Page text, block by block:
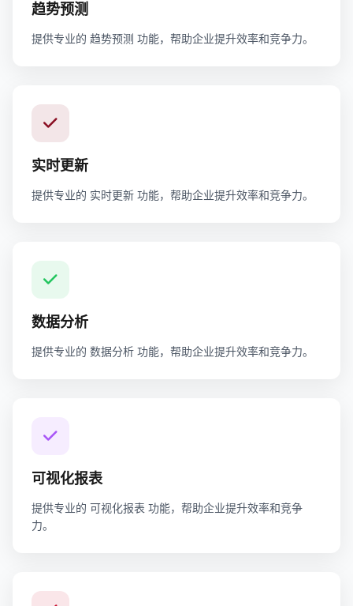
趋势预测
提供专业的 趋势预测 功能，帮助企业提升效率和竞争力。
实时更新
提供专业的 实时更新 功能，帮助企业提升效率和竞争力。
数据分析
提供专业的 数据分析 功能，帮助企业提升效率和竞争力。
可视化报表
提供专业的 可视化报表 功能，帮助企业提升效率和竞争
力。